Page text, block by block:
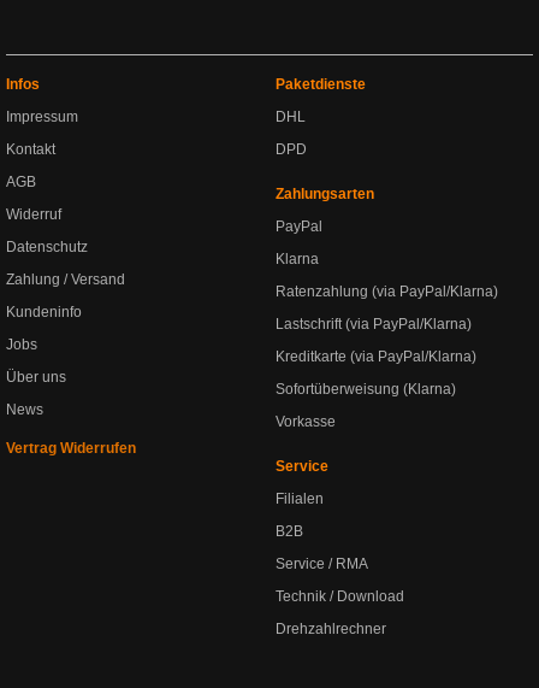
Infos
Impressum
Kontakt
AGB
Widerruf
Datenschutz
Zahlung / Versand
Kundeninfo
Jobs
Über uns
News
Vertrag Widerrufen
Paketdienste
DHL
DPD
Zahlungsarten
PayPal
Klarna
Ratenzahlung (via PayPal/Klarna)
Lastschrift (via PayPal/Klarna)
Kreditkarte (via PayPal/Klarna)
Sofortüberweisung (Klarna)
Vorkasse
Service
Filialen
B2B
Service / RMA
Technik / Download
Drehzahlrechner